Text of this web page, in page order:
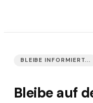
BLEIBE INFORMIERT...
Bleibe auf